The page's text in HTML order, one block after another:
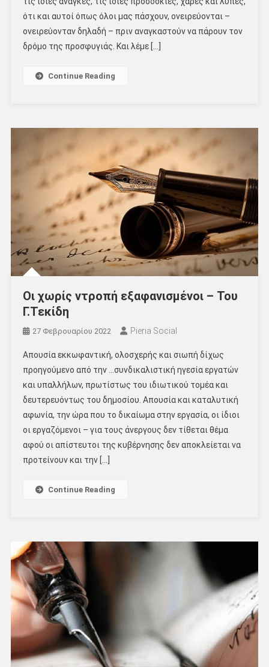
ότι και αυτοί όπως όλοι μας πάσχουν, ονειρεύονται –
ονειρεύονταν δηλαδή – πριν αναγκαστούν να πάρουν τον
δρόμο της προσφυγιάς. Και λέμε […]
Continue Reading
Οι χωρίς ντροπή εξαφανισμένοι – Του
Γ.Τεκίδη
27 Φεβρουαρίου 2022 Pieria Social
Απουσία εκκωφαντική, ολοσχερής και σιωπή δίχως
προηγούμενο από την …συνδικαλιστική ηγεσία εργατών
και υπαλλήλων, πρωτίστως του ιδιωτικού τομέα και
δευτερευόντως του δημοσίου. Απουσία και καταλυτική
αφωνία, την ώρα που το δικαίωμα στην εργασία, οι ίδιοι
οι εργαζόμενοι – για τους άνεργους δεν τίθεται θέμα
αφού οι απίστευτοι της κυβέρνησης δεν αποκλείεται να
προτείνουν και την […]
Continue Reading